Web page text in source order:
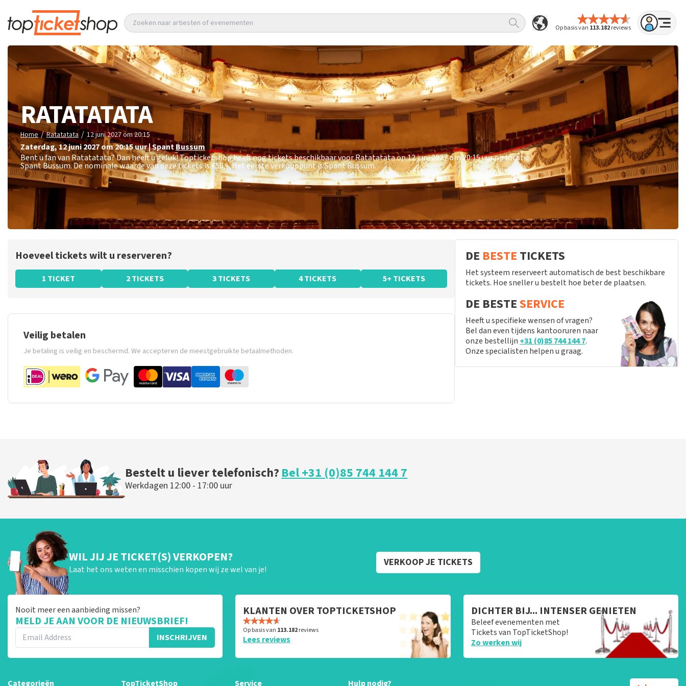
Op basis van 113.182reviews
Zoeken naar artiesten of evenementen
RATATATATA
Home / Ratatatata / 12 juni 2027 om 20:15
zaterdag,12 juni 2027 om 20:15uur|SpantBussum
Bent u fan van Ratatatata? Dan heeft u geluk! Topticketshop heeft nog tickets beschikbaar voor Ratatatata op 12 juni 2027 om 20:15 uur op locatie
Spant Bussum. De nominale waarde van deze tickets is€50,-. Het eerste verkooppunt is Spant Bussum.
Hoeveel tickets wilt u reserveren?
1 TICKET 2 TICKETS 3 TICKETS 4 TICKETS 5+ TICKETS
Veilig betalen
Je betaling is veilig en beschermd. We accepteren de meestgebruikte betaalmethoden.
DE BESTE TICKETS
Het systeem reserveert automatisch de best beschikbare
tickets. Hoe sneller u bestelt hoe beter de plaatsen.
DE BESTESERVICE
Heeft u specifieke wensen of vragen?
Bel dan even tijdens kantooruren naar
onze bestellijn +31 (0)85 744 144 7.
Onze specialisten helpen u graag.
Bestelt u liever telefonisch?Bel +31 (0)85 744 144 7
Werkdagen 12:00 - 17:00 uur
WIL JIJ JE TICKET(S) VERKOPEN?
Laat het ons weten en misschien kopen wij ze wel van je!
VERKOOP JE TICKETS
Nooit meer een aanbieding missen?
MELD JE AAN VOOR DE NIEUWSBRIEF!
INSCHRIJVEN
KLANTEN OVER TOPTICKETSHOP
Op basis van 113.182reviews
Lees reviews
DICHTER BIJ... INTENSER GENIETEN
Beleef evenementen met
Tickets van TopTicketShop!
Zo werken wij
Categorieën TopTicketShop Service Hulp nodig?